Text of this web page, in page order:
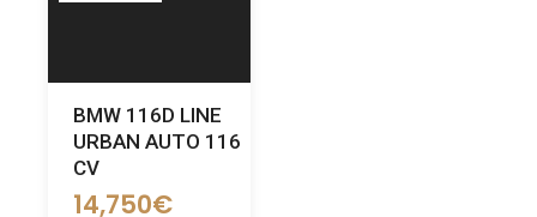
BMW 116D LINE
URBAN AUTO 116
CV
14,750€